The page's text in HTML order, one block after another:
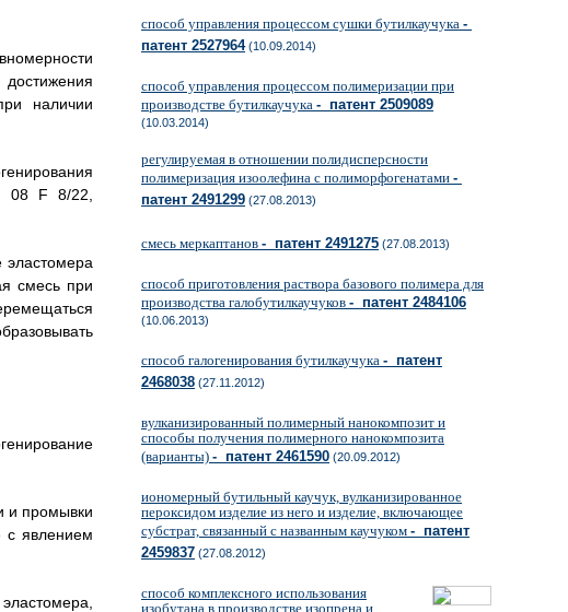
достижения
наличии
08 F 8/22,
эластомера
смесь при
и промывки
с явлением
способ управления процессом сушки бутилкаучука -
патент 2527964(10.09.2014)
способ управления процессом полимеризации при
производстве бутилкаучука - патент 2509089
(10.03.2014)
регулируемая в отношении полидисперсности
полимеризация изоолефина с полиморфогенатами -
патент 2491299 (27.08.2013)
смесь меркаптанов - патент 2491275 (27.08.2013)
способ приготовления раствора базового полимера для
производства галобутилкаучуков - патент 2484106
(10.06.2013)
способ галогенирования бутилкаучука - патент
2468038 (27.11.2012)
вулканизированный полимерный нанокомпозит и
способы получения полимерного нанокомпозита
(варианты) - патент 2461590 (20.09.2012)
иономерный бутильный каучук, вулканизированное
пероксидом изделие из него и изделие, включающее
субстрат, связанный с названным каучуком - патент
2459837 (27.08.2012)
способ комплексного использования
изобутана в производстве изопрена и